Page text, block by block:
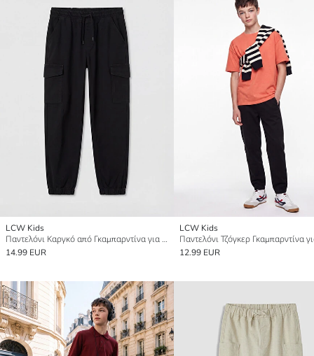
LCW Kids
Παντελόνι Καργκό από Γκαμπαρντίνα για αγόρια
14.99 EUR
LCW Kids
12.99 EUR